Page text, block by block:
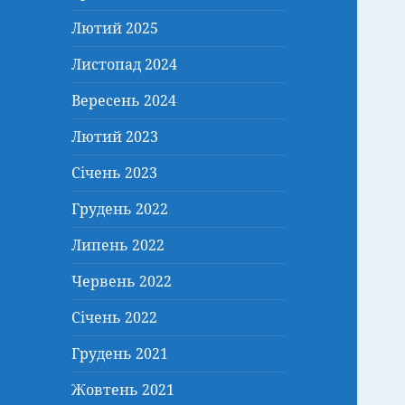
Лютий 2025
Листопад 2024
Вересень 2024
Лютий 2023
Січень 2023
Грудень 2022
Липень 2022
Червень 2022
Січень 2022
Грудень 2021
Жовтень 2021